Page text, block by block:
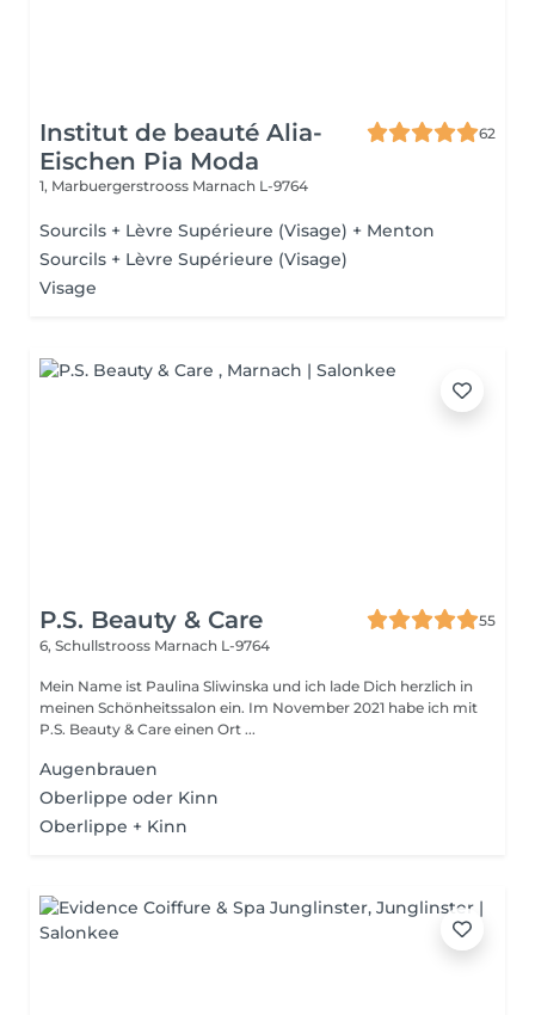
Institut de beauté Alia-
Eischen Pia Moda
62
1, Marbuergerstrooss Marnach L-9764
Sourcils + Lèvre Supérieure (Visage) + Menton
Sourcils + Lèvre Supérieure (Visage)
Visage
P.S. Beauty & Care
55
6, Schullstrooss Marnach L-9764
Mein Name ist Paulina Sliwinska und ich lade Dich herzlich in
meinen Schönheitssalon ein. Im November 2021 habe ich mit
P.S. Beauty & Care einen Ort ...
Augenbrauen
Oberlippe oder Kinn
Oberlippe + Kinn